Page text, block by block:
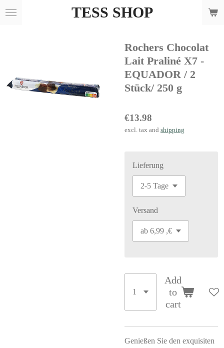
Skip
TESS SHOP
Rochers Chocolat
Lait Praliné X7 -
EQUADOR / 2
Stück/ 250 g
€13.98
excl. tax and shipping
Lieferung
Versand
Add
to
cart
Genießen Sie den exquisiten